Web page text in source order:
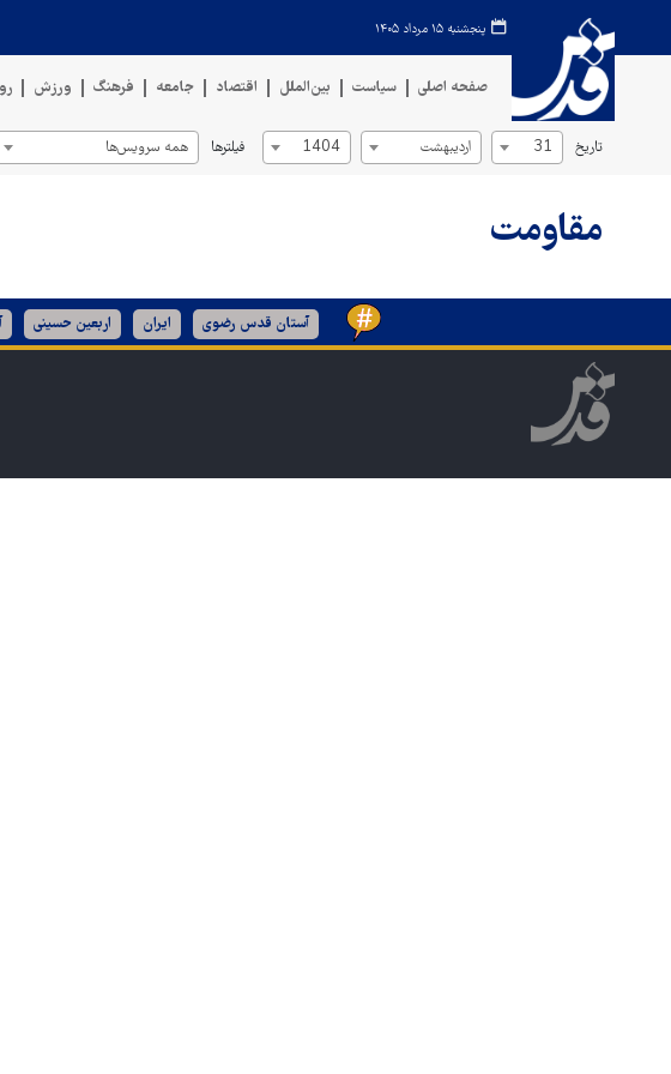
پنجشنبه ۱۵ مرداد ۱۴۰۵
صفحه اصلی سیاست بین‌الملل اقتصاد جامعه فرهنگ ورزش
تاریخ 31 اردیبهشت 1404 فیلترها همه سرویس‌ها
مقاومت
آستان قدس رضوی ایران اربعین حسینی